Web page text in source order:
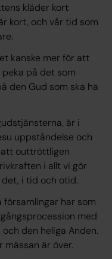
kläder kort
kort, och vår tid som
kanske mer för att
på det som
den Gud som ska ha
är i
uppståndelse och
outtröttligen
i allt vi gör
i tid och otid.
har som
med
den heliga Anden.
mässan är över.